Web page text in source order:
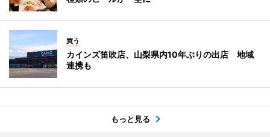
買う
カインズ笛吹店、山梨県内10年ぶりの出店 地域
連携も
もっと見る